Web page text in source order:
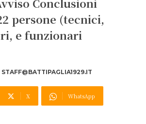
Conclusioni
persone (tecnici,
e funzionari
STAFF@BATTIPAGLIA1929.IT
X WhatsApp